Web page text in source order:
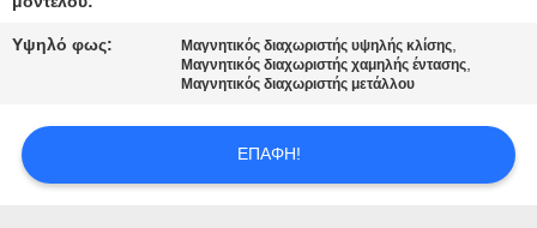
ΕΛΆΤΕ
ΕΠΑΦΉ
ΜΕ
Υψηλό φως: Μαγνητικός διαχωριστής υψηλής κλίσης,
Μαγνητικός διαχωριστής χαμηλής έντασης,
Μαγνητικός διαχωριστής μετάλλου
ΕΠΑΦΉ!